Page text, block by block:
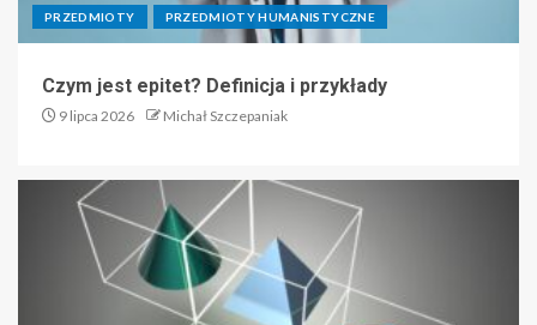
PRZEDMIOTY PRZEDMIOTY HUMANISTYCZNE
Czym jest epitet? Definicja i przykłady
9 lipca 2026 Michał Szczepaniak